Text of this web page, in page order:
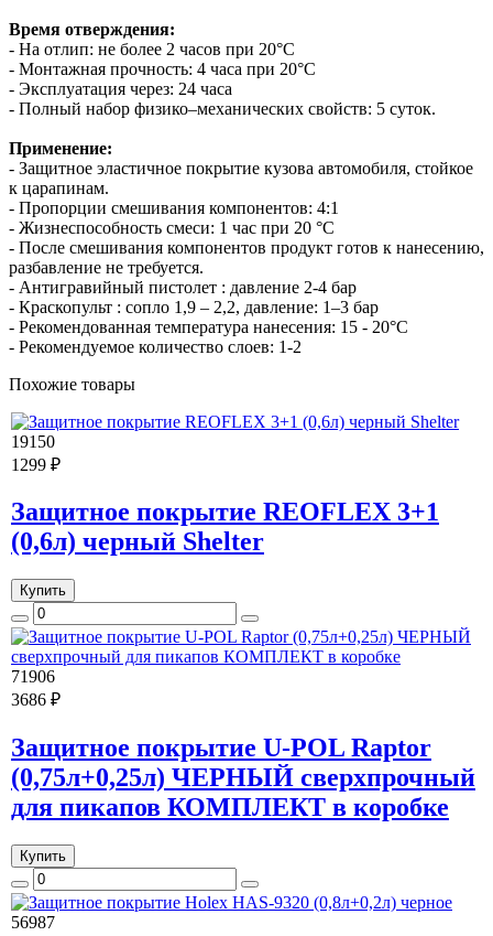
Время отверждения:
- На отлип: не более 2 часов при 20°С
- Монтажная прочность: 4 часа при 20°С
- Эксплуатация через: 24 часа
- Полный набор физико–механических свойств: 5 суток.
Применение:
- Защитное эластичное покрытие кузова автомобиля, стойкое
к царапинам.
- Пропорции смешивания компонентов: 4:1
- Жизнеспособность смеси: 1 час при 20 °С
- После смешивания компонентов продукт готов к нанесению,
разбавление не требуется.
- Антигравийный пистолет : давление 2-4 бар
- Краскопульт : сопло 1,9 – 2,2, давление: 1–3 бар
- Рекомендованная температура нанесения: 15 - 20°С
- Рекомендуемое количество слоев: 1-2
Похожие товары
19150
1299 ₽
Защитное покрытие REOFLEX 3+1
(0,6л) черный Shelter
Купить
71906
3686 ₽
Защитное покрытие U-POL Raptor
(0,75л+0,25л) ЧЕРНЫЙ сверхпрочный
для пикапов КОМПЛЕКТ в коробке
Купить
56987